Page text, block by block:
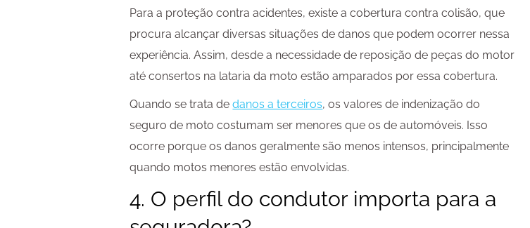
Para a proteção contra acidentes, existe a cobertura contra colisão, que
procura alcançar diversas situações de danos que podem ocorrer nessa
experiência. Assim, desde a necessidade de reposição de peças do motor
até consertos na lataria da moto estão amparados por essa cobertura.
Quando se trata dedanos a terceiros, os valores de indenização do
seguro de moto costumam ser menores que os de automóveis. Isso
ocorre porque os danos geralmente são menos intensos, principalmente
quando motos menores estão envolvidas.
4. O perfil do condutor importa para a